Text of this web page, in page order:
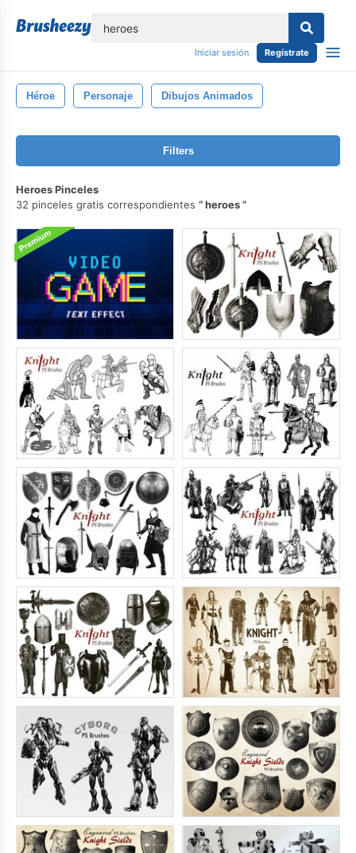
Iniciar sesión Regístrate
Héroe Personaje Dibujos Animados
Filters
Heroes Pinceles
32 pinceles gratis correspondientes
heroes